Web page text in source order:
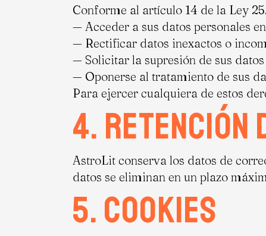
Conforme al artículo 14 de la Ley
— Acceder a sus datos personales
— Rectificar datos inexactos o
— Solicitar la supresión de sus datos
— Oponerse al tratamiento de sus
Para ejercer cualquiera de estos
4. Retención
AstroLit conserva los datos de
datos se eliminan en un plazo
5. Cookies